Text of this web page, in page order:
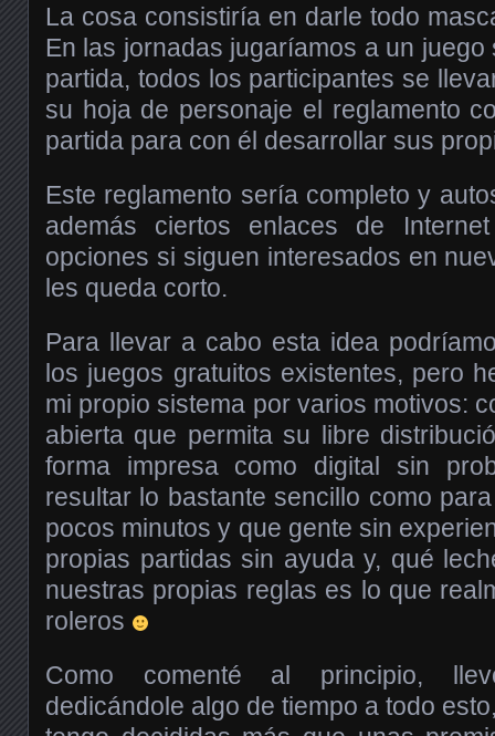
La cosa consistiría en darle todo
En las jornadas jugaríamos a un
partida, todos los participantes se
su hoja de personaje el reglamento
partida para con él desarrollar sus
Este reglamento sería completo y
además ciertos enlaces de
opciones si siguen interesados en
les queda corto.
Para llevar a cabo esta idea
los juegos gratuitos existentes, pero
mi propio sistema por varios motivos:
abierta que permita su libre
forma impresa como digital sin
resultar lo bastante sencillo como
pocos minutos y que gente sin
propias partidas sin ayuda y, qué
nuestras propias reglas es lo que
roleros
Como comenté al principio,
dedicándole algo de tiempo a todo